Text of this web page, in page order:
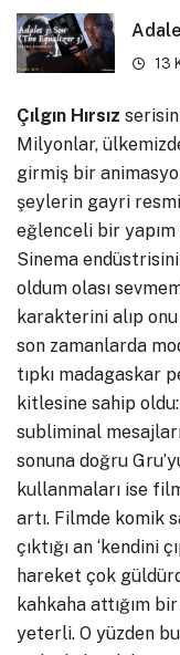
13
Çılgın Hırsız
Milyonlar,
girmiş bir
şeylerin gayri
eğlenceli bir yapım
Sinema
oldum olası
karakterini alıp
son zamanlarda
tıpkı madagaskar
kitlesine sahip
subliminal
sonuna doğru
kullanmaları ise
artı. Filmde komik
çıktığı an ‘kendini
hareket çok
kahkaha attığım bir
yeterli. O yüzden